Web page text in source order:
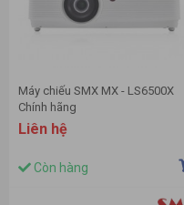
Máy chiếu SMX MX - LS6500X
Chính hãng
Liên hệ
Còn hàng